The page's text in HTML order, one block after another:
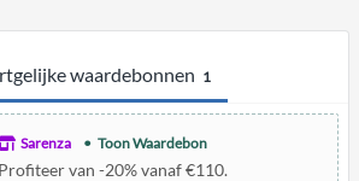
waardebonnen 1
Sarenza Toon Waardebon
Profiteer van -20% vanaf €110.